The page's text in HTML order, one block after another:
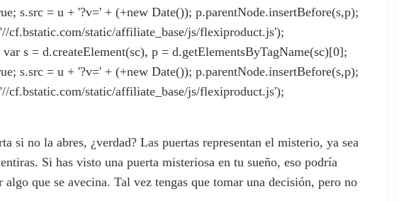
s.src = u + '?v=' + (+new Date()); p.parentNode.insertBefore(s,p);
cf.bstatic.com/static/affiliate_base/js/flexiproduct.js');
s = d.createElement(sc), p = d.getElementsByTagName(sc)[0];
s.src = u + '?v=' + (+new Date()); p.parentNode.insertBefore(s,p);
cf.bstatic.com/static/affiliate_base/js/flexiproduct.js');
si no la abres, ¿verdad? Las puertas representan el misterio, ya sea
Si has visto una puerta misteriosa en tu sueño, eso podría
que se avecina. Tal vez tengas que tomar una decisión, pero no